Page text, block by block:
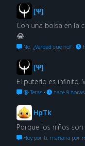
[Ψ]
Con una bolsa en la
😂
No. ¿Verdad que no?·
[Ψ]
El puterío es infinito.
🔞 Tetas· hace 9 horas
HpTk
Porque los niños
Hoy por ti, mañana por